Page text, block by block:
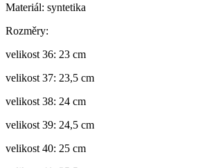
Materiál: syntetika
Rozměry:
velikost 36: 23 cm
velikost 37: 23,5 cm
velikost 38: 24 cm
velikost 39: 24,5 cm
velikost 40: 25 cm